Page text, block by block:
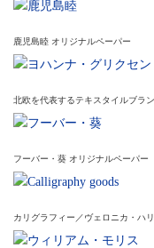
鹿児島睦 オリジナルペーパー
北欧を代表するテキスタイルブラ
フーバー・葵 オリジナルペーパー
カリグラフィー／ヴェロニカ・ハ